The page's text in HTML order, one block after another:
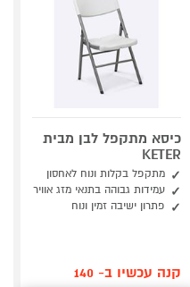
כיסא מתקפל לבן מבית
KETER
מתקפל בקלות ונוח לאחסון
עמידות גבוהה בתנאי מזג אוויר
פתרון ישיבה זמין ונוח
קנה עכשיו ב- 140